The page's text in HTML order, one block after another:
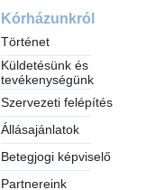
Kórházunkról
Történet
Küldetésünk és
tevékenységünk
Szervezeti felépítés
Állásajánlatok
Betegjogi képviselő
Partnereink